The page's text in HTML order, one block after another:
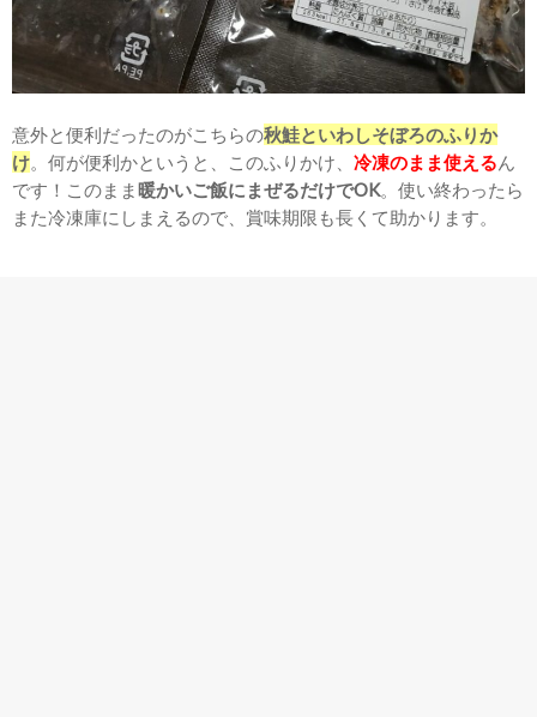
意外と便利だったのがこちらの秋鮭といわしそぼろのふりか
け。何が便利かというと、このふりかけ、 冷凍のまま使えるん
です！このまま暖かいご飯にまぜるだけでOK。使い終わったら
また冷凍庫にしまえるので、賞味期限も長くて助かります。